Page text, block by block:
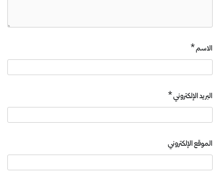
الاسم*
البريد الإلكتروني*
الموقع الإلكتروني